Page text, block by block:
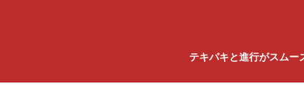
テキパキと進行がスムー